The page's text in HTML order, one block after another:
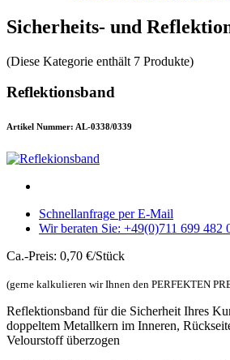
Sicherheits- und
(Diese Kategorie enthält 7 Produkte)
Reflektionsband
Artikel Nummer: AL-0338/0339
Schnellanfrage per E-Mail
Wir beraten Sie: +49(0)711 699 482
Ca.-Preis: 0,70 €/Stück
(gerne kalkulieren wir Ihnen den PERFEKTEN
Reflektionsband für die Sicherheit Ihres
doppeltem Metallkern im Inneren,
Velourstoff überzogen